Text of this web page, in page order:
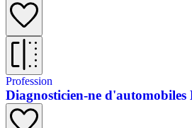
Profession
Diagnosticien-ne d'automobiles